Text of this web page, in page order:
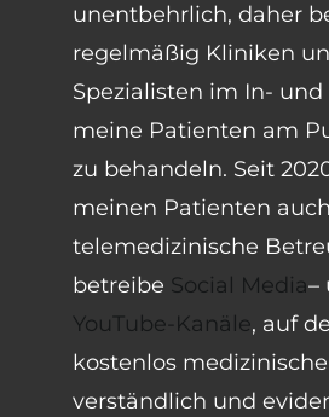
unentbehrlich, daher
regelmäßig Kliniken
Spezialisten im In-
meine Patienten am
zu behandeln. Seit
meinen Patienten auch
telemedizinische
betreibe Social Media–
YouTube-Kanäle, auf
kostenlos
verständlich und